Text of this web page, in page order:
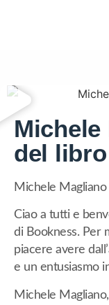
Michele
del
Michele
Ciao a tutti e
di Bookness. Per
piacere avere
e un entusiasmo
Michele